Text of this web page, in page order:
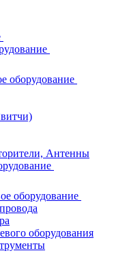
оборудование
Антенны
оборудование
оборудования